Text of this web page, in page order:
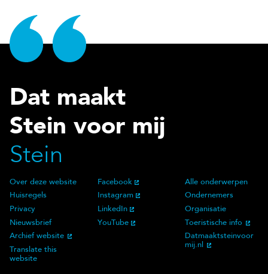
Dat maakt
Stein voor mij
Stein
Over deze website
Over deze website
Huisregels
Privacy
Nieuwsbrief
Archief website
Translate this
website
Social Media
Facebook
Instagram
LinkedIn
YouTube
Alle onderwerpen
Ondernemers
Organisatie
Toeristische info
Datmaaktsteinvoor
mij.nl